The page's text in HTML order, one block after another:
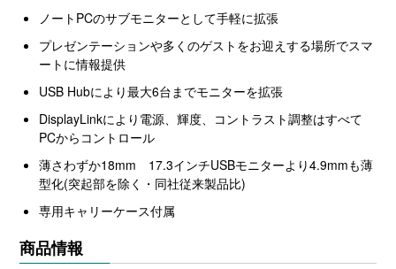
ノートPCのサブモニターとして手軽に拡張
プレゼンテーションや多くのゲストをお迎えする場所でスマ
ートに情報提供
USB Hubにより最大6台までモニターを拡張
DisplayLinkにより電源、輝度、コントラスト調整はすべて
PCからコントロール
薄さわずか18mm 17.3インチUSBモニターより4.9mmも薄
型化(突起部を除く・同社従来製品比)
専用キャリーケース付属
商品情報